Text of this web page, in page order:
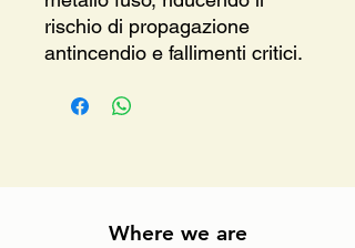
rischio di propagazione
antincendio e fallimenti critici.
Where we are